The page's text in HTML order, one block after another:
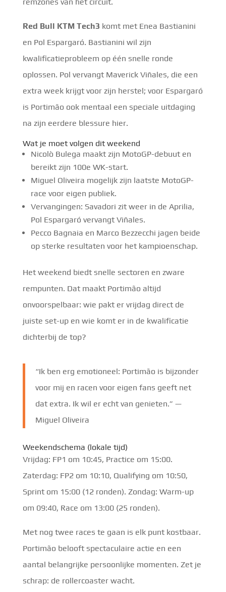
Red Bull KTM Tech3 komt met Enea Bastianini
en Pol Espargaró. Bastianini wil zijn
kwalificatieprobleem op één snelle ronde
oplossen. Pol vervangt Maverick Viñales, die een
extra week krijgt voor zijn herstel; voor Espargaró
is Portimão ook mentaal een speciale uitdaging
na zijn eerdere blessure hier.
Wat je moet volgen dit weekend
Nicolò Bulega maakt zijn MotoGP-debuut en
bereikt zijn 100e WK-start.
Miguel Oliveira mogelijk zijn laatste MotoGP-
race voor eigen publiek.
Vervangingen: Savadori zit weer in de Aprilia,
Pol Espargaró vervangt Viñales.
Pecco Bagnaia en Marco Bezzecchi jagen beide
op sterke resultaten voor het kampioenschap.
Het weekend biedt snelle sectoren en zware
rempunten. Dat maakt Portimão altijd
onvoorspelbaar: wie pakt er vrijdag direct de
juiste set-up en wie komt er in de kwalificatie
dichterbij de top?
“Ik ben erg emotioneel: Portimão is bijzonder
voor mij en racen voor eigen fans geeft net
dat extra. Ik wil er echt van genieten.” —
Miguel Oliveira
Weekendschema (lokale tijd)
Vrijdag: FP1 om 10:45, Practice om 15:00.
Zaterdag: FP2 om 10:10, Qualifying om 10:50,
Sprint om 15:00 (12 ronden). Zondag: Warm-up
om 09:40, Race om 13:00 (25 ronden).
Met nog twee races te gaan is elk punt kostbaar.
Portimão belooft spectaculaire actie en een
aantal belangrijke persoonlijke momenten. Zet je
schrap: de rollercoaster wacht.